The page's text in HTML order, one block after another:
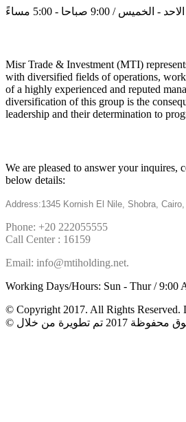
/ 9:00 صباحا - 5:00 مساءً
Misr Trade & Investment (MTI)
with diversified fields of operations,
of a highly experienced and reputed
diversification of this group is the
leadership and their determination to
We are pleased to answer your inquires,
below details:
Address:1345 Kornish El Nile, Shobra,
Phone: +20 222055555
Call Center : 16159
Email: info@mtiholding.net.
Working Days/Hours: Sun - Thur / 9:00
© Copyright 2017. All Rights Reserved.